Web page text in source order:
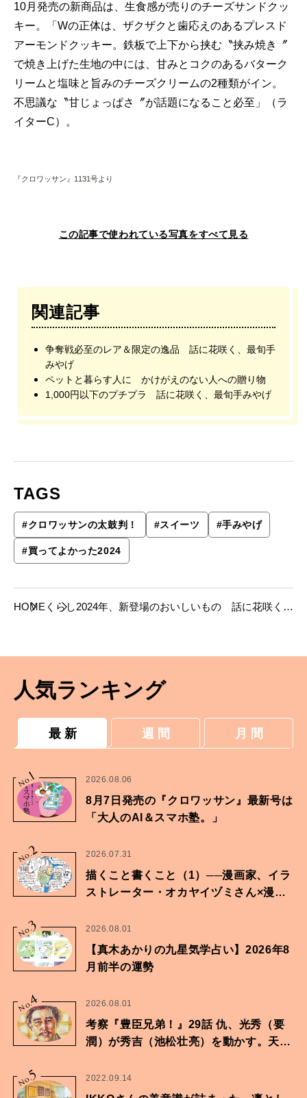
10月発売の新商品は、生食感が売りのチーズサンドクッ
キー。「Wの正体は、ザクザクと歯応えのあるプレスド
アーモンドクッキー。鉄板で上下から挟む〝挟み焼き〞
で焼き上げた生地の中には、甘みとコクのあるバターク
リームと塩味と旨みのチーズクリームの2種類がイン。
不思議な〝甘じょっぱさ〞が話題になること必至」（ラ
イターC）。
『クロワッサン』1131号より
この記事で使われている写真をすべて見る
関連記事
争奪戦必至のレア＆限定の逸品 話に花咲く、最旬手
みやげ
ペットと暮らす人に かけがえのない人への贈り物
1,000円以下のプチプラ 話に花咲く、最旬手みやげ
TAGS
#クロワッサンの太鼓判！ #スイーツ #手みやげ
#買ってよかった2024
HOME くらし2024年、新登場のおいしいもの 話に花咲く、
人気ランキング
最 新 週 間 月 間
No.
1 2026.08.06
8月7日発売の『クロワッサン』最新号は
「大人のAI＆スマホ塾。」
No.2 2026.07.31
描くこと書くこと（1）──漫画家、イラ
ストレーター・オカヤイヅミさん×漫画
No.3 2026.08.01
【真木あかりの九星気学占い】2026年8
月前半の運勢
No.4 2026.08.01
考察『豊臣兄弟！』29話 仇、光秀（要
潤）が秀吉（池松壮亮）を動かす。天下
No.5 2022.09.14